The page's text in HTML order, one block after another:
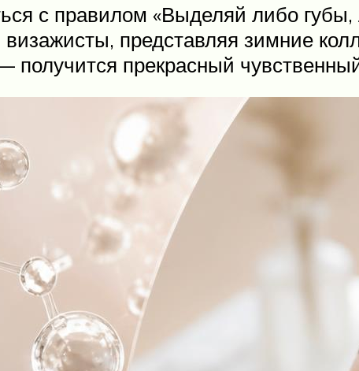
с правилом «Выделяй либо
представляя зимние
получится прекрасный